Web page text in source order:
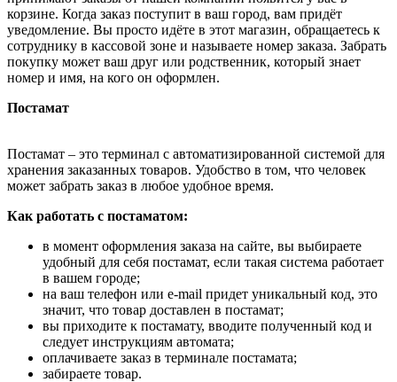
корзине. Когда заказ поступит в ваш город, вам придёт
уведомление. Вы просто идёте в этот магазин, обращаетесь к
сотруднику в кассовой зоне и называете номер заказа. Забрать
покупку может ваш друг или родственник, который знает
номер и имя, на кого он оформлен.
Постамат
Постамат – это терминал с автоматизированной системой для
хранения заказанных товаров. Удобство в том, что человек
может забрать заказ в любое удобное время.
Как работать с постаматом:
в момент оформления заказа на сайте, вы выбираете
удобный для себя постамат, если такая система работает
в вашем городе;
на ваш телефон или e-mail придет уникальный код, это
значит, что товар доставлен в постамат;
вы приходите к постамату, вводите полученный код и
следует инструкциям автомата;
оплачиваете заказ в терминале постамата;
забираете товар.